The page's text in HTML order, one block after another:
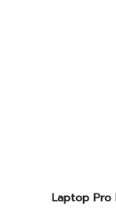
Laptop Pro